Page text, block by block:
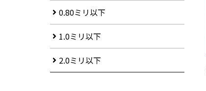
0.80ミリ以下
1.0ミリ以下
2.0ミリ以下